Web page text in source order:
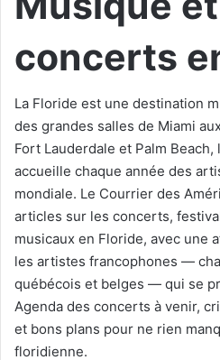
concerts
La Floride est une destination
des grandes salles de Miami
Fort Lauderdale et Palm Beach,
accueille chaque année des
mondiale. Le Courrier des
articles sur les concerts,
musicaux en Floride, avec une
les artistes francophones —
québécois et belges — qui se
Agenda des concerts à venir,
et bons plans pour ne rien
floridienne.